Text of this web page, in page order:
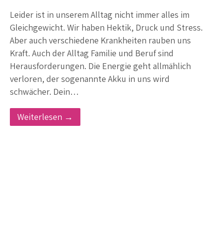
Leider ist in unserem Alltag nicht immer alles im
Gleichgewicht. Wir haben Hektik, Druck und Stress.
Aber auch verschiedene Krankheiten rauben uns
Kraft. Auch der Alltag Familie und Beruf sind
Herausforderungen. Die Energie geht allmählich
verloren, der sogenannte Akku in uns wird
schwächer. Dein…
Weiterlesen →